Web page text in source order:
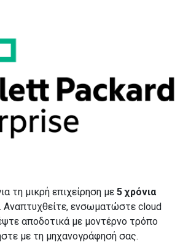
τη μικρή επιχείρηση με 5 χρόνια
. Αναπτυχθείτε, ενσωματώστε cloud
αποδοτικά με μοντέρνο τρόπο
με τη μηχανογράφησή σας.